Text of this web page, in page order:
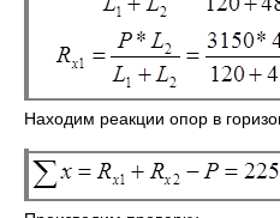
Находим реакции опор в